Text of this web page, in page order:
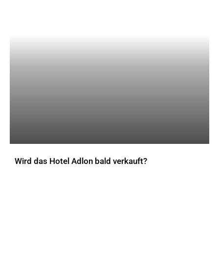
Wird das Hotel Adlon bald verkauft?